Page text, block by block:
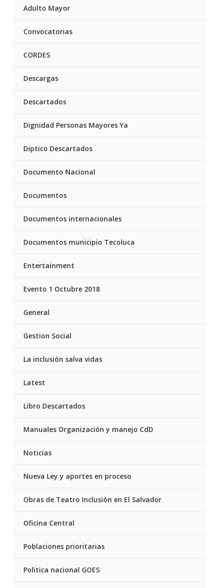
Adulto Mayor
Convocatorias
CORDES
Descargas
Descartados
Dignidad Personas Mayores Ya
Diptico Descartados
Documento Nacional
Documentos
Documentos internacionales
Documentos municipio Tecoluca
Entertainment
Evento 1 Octubre 2018
General
Gestion Social
La inclusión salva vidas
Latest
Libro Descartados
Manuales Organización y manejo CdD
Noticias
Nueva Ley y aportes en proceso
Obras de Teatro Inclusión en El Salvador
Oficina Central
Poblaciones prioritarias
Politica nacional GOES